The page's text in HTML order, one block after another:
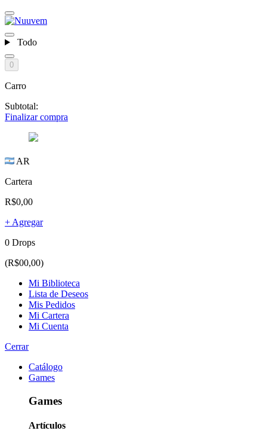
Todo
0
Carro
Subtotal:
Finalizar compra
AR
Cartera
R$0,00
+ Agregar
0 Drops
(R$00,00)
Mi Biblioteca
Lista de Deseos
Mis Pedidos
Mi Cartera
Mi Cuenta
Cerrar
Catálogo
Games
Games
Artículos